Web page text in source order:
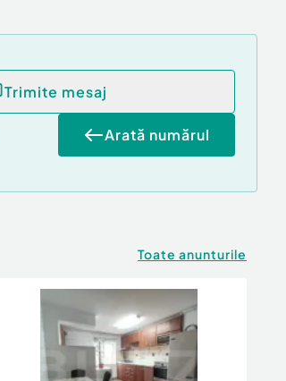
Trimite mesaj
Arată numărul
Toate anunturile